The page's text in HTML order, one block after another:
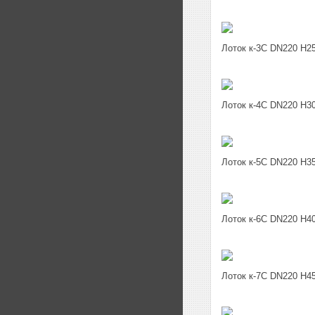
Лоток к-3C DN220
Лоток к-4C DN220
Лоток к-5C DN220
Лоток к-6C DN220
Лоток к-7C DN220